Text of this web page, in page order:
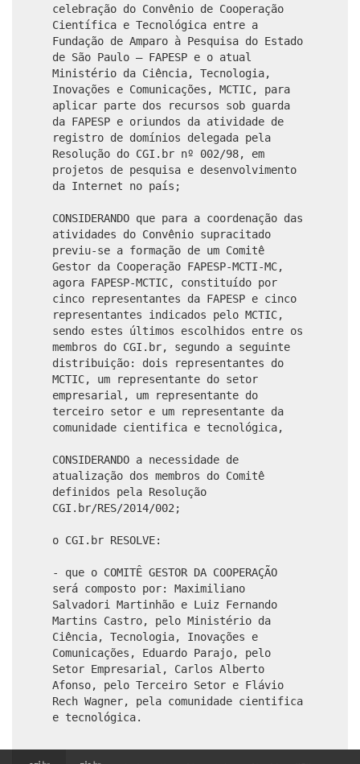
celebração do Convênio de Cooperação
Científica e Tecnológica entre a
Fundação de Amparo à Pesquisa do Estado
de São Paulo – FAPESP e o atual
Ministério da Ciência, Tecnologia,
Inovações e Comunicações, MCTIC, para
aplicar parte dos recursos sob guarda
da FAPESP e oriundos da atividade de
registro de domínios delegada pela
Resolução do CGI.br nº 002/98, em
projetos de pesquisa e desenvolvimento
da Internet no país;
CONSIDERANDO que para a coordenação das
atividades do Convênio supracitado
previu-se a formação de um Comitê
Gestor da Cooperação FAPESP-MCTI-MC,
agora FAPESP-MCTIC, constituído por
cinco representantes da FAPESP e cinco
representantes indicados pelo MCTIC,
sendo estes últimos escolhidos entre os
membros do CGI.br, segundo a seguinte
distribuição: dois representantes do
MCTIC, um representante do setor
empresarial, um representante do
terceiro setor e um representante da
comunidade cientifica e tecnológica,
CONSIDERANDO a necessidade de
atualização dos membros do Comitê
definidos pela Resolução
CGI.br/RES/2014/002;
o CGI.br RESOLVE:
- que o COMITÊ GESTOR DA COOPERAÇÃO
será composto por: Maximiliano
Salvadori Martinhão e Luiz Fernando
Martins Castro, pelo Ministério da
Ciência, Tecnologia, Inovações e
Comunicações, Eduardo Parajo, pelo
Setor Empresarial, Carlos Alberto
Afonso, pelo Terceiro Setor e Flávio
Rech Wagner, pela comunidade cientifica
e tecnológica.